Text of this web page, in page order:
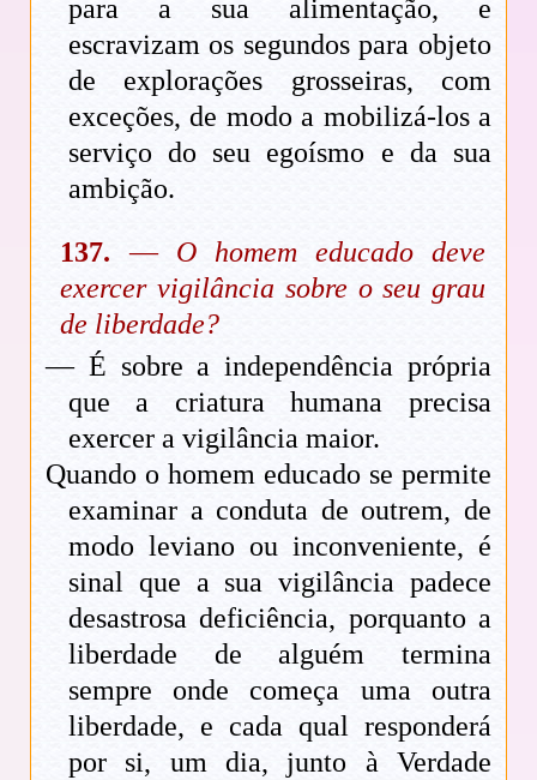
para a sua alimentação, e
escravizam os segundos para objeto
de explorações grosseiras, com
exceções, de modo a mobilizá-los a
serviço do seu egoísmo e da sua
ambição.
137. — O homem educado deve
exercer vigilância sobre o seu grau
de liberdade?
— É sobre a independência própria
que a criatura humana precisa
exercer a vigilância maior.
Quando o homem educado se permite
examinar a conduta de outrem, de
modo leviano ou inconveniente, é
sinal que a sua vigilância padece
desastrosa deficiência, porquanto a
liberdade de alguém termina
sempre onde começa uma outra
liberdade, e cada qual responderá
por si, um dia, junto à Verdade